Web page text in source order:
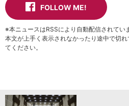
FOLLOW ME!
※本ニュースはRSSにより自動配信されてい
本文が上手く表示されなかったり途中で切
てください。